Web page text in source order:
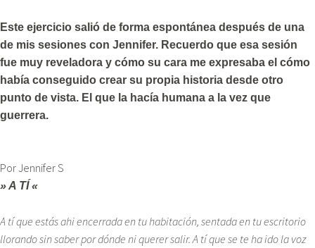
Este ejercicio salió de forma espontánea después de una
de mis sesiones con Jennifer. Recuerdo que esa sesión
fue muy reveladora y cómo su cara me expresaba el cómo
había conseguido crear su propia historia desde otro
punto de vista. El que la hacía humana a la vez que
guerrera.
Por Jennifer S
» A TÍ «
A tí que estás ahi encerrada en tu habitación, sentada en tu escritorio
llorando sin saber por dónde ni querer salir. A tí que se te ha ido la voz